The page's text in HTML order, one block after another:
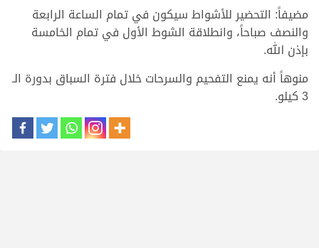
مضيفاً: التحضير للأشواط سيكون في تمام الساعة الرابعة
والنصف صباحاً، وانطلاقة الشوط الأول في تمام الخامسة
بإذن الله.
منوهاً أنه يمنع التفحيم والسرحات خلال فترة السباق بدورة الـ
3 كيلو.